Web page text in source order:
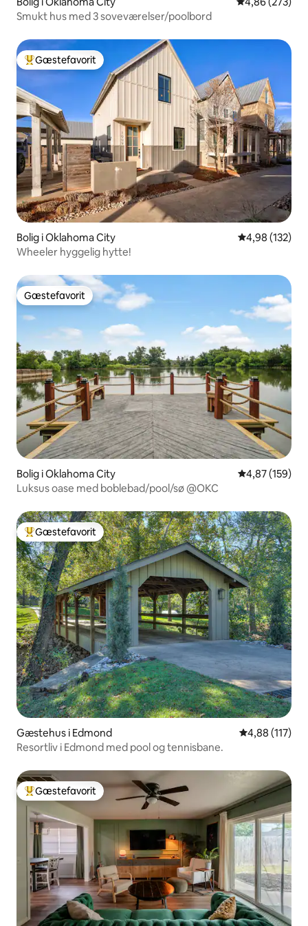
Smukt hus med 3 soveværelser/poolbord
Bedste gæstefavorit
Gæstefavorit
Bolig i Oklahoma City 4,98 ud af 5 i
4,98 (132)
Wheeler hyggelig hytte!
Gæstefavorit
Gæstefavorit
Bolig i Oklahoma City 4,87 ud af 5 i
4,87 (159)
Luksus oase med boblebad/pool/sø @OKC
Bedste gæstefavorit
Gæstefavorit
Gæstehus i Edmond 4,88 ud af 5 i
4,88 (117)
Resortliv i Edmond med pool og tennisbane.
Bedste gæstefavorit
Gæstefavorit